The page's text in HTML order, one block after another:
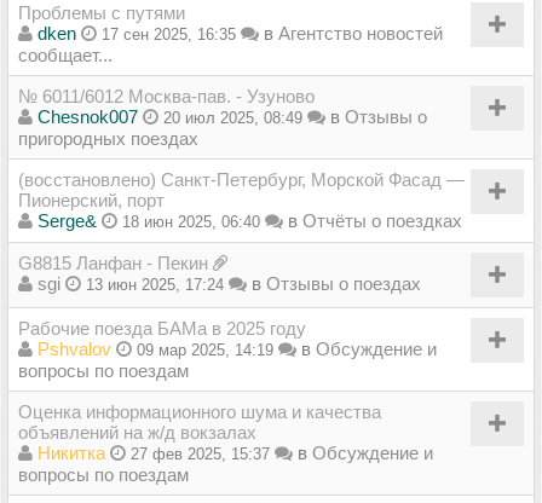
Проблемы с путями
dken
17 сен 2025, 16:35 в Агентство новостей
сообщает...
№ 6011/6012 Москва-пав. - Узуново
Chesnok007
20 июл 2025, 08:49 в Отзывы о
пригородных поездах
(восстановлено) Санкт-Петербург, Морской Фасад —
Пионерский, порт
Serge&
18 июн 2025, 06:40 в Отчёты о поездках
G8815 Ланфан - Пекин
sgi
13 июн 2025, 17:24 в Отзывы о поездах
Рабочие поезда БАМа в 2025 году
Pshvalov
09 мар 2025, 14:19 в Обсуждение и
вопросы по поездам
Оценка информационного шума и качества
объявлений на ж/д вокзалах
Никитка
27 фев 2025, 15:37 в Обсуждение и
вопросы по поездам